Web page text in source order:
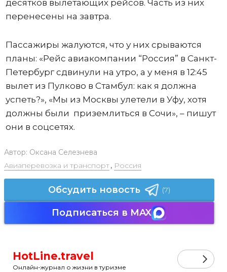
десятков вылетающих рейсов. Часть из них
перенесены на завтра.
Пассажиры жалуются, что у них срываются
планы: «Рейс авиакомпании “Россия” в Санкт-
Петербург сдвинули на утро, а у меня в 12:45
вылет из Пулково в Стамбул: как я должна
успеть?», «Мы из Москвы улетели в Уфу, хотя
должны были приземлиться в Сочи», – пишут
они в соцсетях.
Автор: Оксана Селезнева
Авиаперевозка и транспорт, Россия
Обсудить новость (7)
Подписаться в MAX
HotLine.travel
Онлайн-журнал о жизни в туризме